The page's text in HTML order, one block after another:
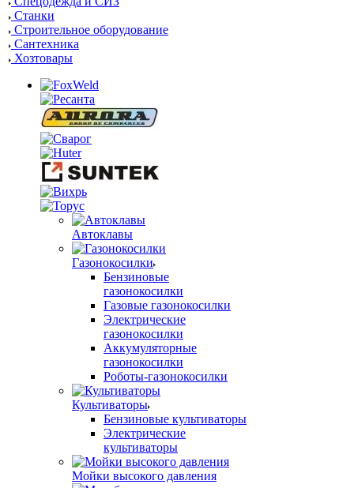
Станки
Строительное оборудование
Сантехника
Хозтовары
Автоклавы
Газонокосилки
Бензиновые
газонокосилки
Газовые газонокосилки
Электрические
газонокосилки
Аккумуляторные
газонокосилки
Роботы-газонокосилки
Культиваторы
Бензиновые культиваторы
Электрические
культиваторы
Мойки высокого давления